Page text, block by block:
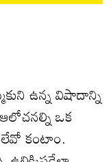
ఉన్న విషాదాన్ని
ఆలోచనల్ని ఒక
కంటాం.